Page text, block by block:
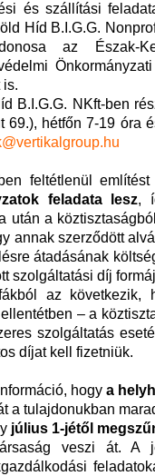
és szállítási
Híd B.I.G.G.
az
is.
B.I.G.G. NKft-ben
hétfőn 7-19 óra
feltétlenül
feladata lesz,
után a
annak szerződött
átadásának
szolgáltatási díj
az következik,
– a
szolgáltatás
díjat kell fizetniük.
hogy a
a tulajdonukban
július 1-jétől
veszi át. A